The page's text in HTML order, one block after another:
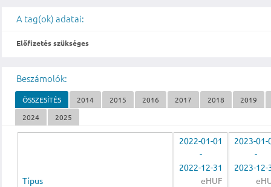
A tag(ok) adatai:
Előfizetés szükséges
Beszámolók:
ÖSSZESÍTÉS 2014 2015 2016 2017 2018
2019
2024
2025
Típus
2022-01-01
-
2022-12-31
eHUF
2023-01-
-
2023-12-